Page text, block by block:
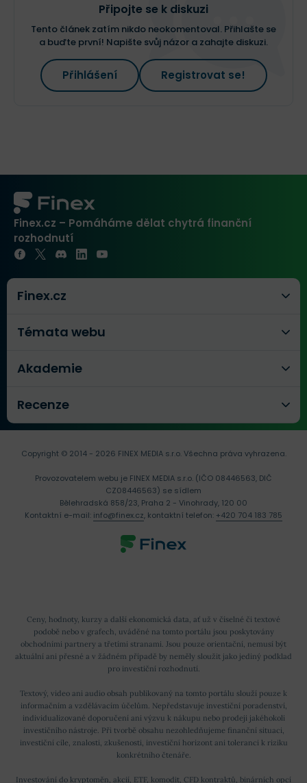
Připojte se k diskuzi
Tento článek zatím nikdo neokomentoval. Přihlašte se
a buďte první! Napište svůj názor a zahajte diskuzi.
Přihlášení Registrovat se!
Finex.cz – Pomáháme dělat chytrá finanční
rozhodnutí
Finex.cz
Témata webu
Akademie
Recenze
Ceny, hodnoty, kurzy a další ekonomická data, ať už v číselné či textové
podobě nebo v grafech, uváděné na tomto portálu jsou poskytovány
obchodními partnery a třetími stranami. Jsou pouze orientační, nemusí být
aktuální ani přesné a v žádném případě by neměly sloužit jako jediný podklad
pro investiční rozhodnutí.
Textový, video ani audio obsah publikovaný na tomto portálu slouží pouze k
informačním a vzdělávacím účelům. Nepředstavuje investiční poradenství,
individualizované doporučení ani výzvu k nákupu nebo prodeji jakéhokoli
investičního nástroje. Při tvorbě obsahu nezohledňujeme finanční situaci,
investiční cíle, znalosti, zkušenosti, investiční horizont ani toleranci k riziku
konkrétního čtenáře.
Investování do kryptoměn, akcií, ETF, komodit, CFD kontraktů, binárních opcí
Copyright © 2014 - 2026 FINEX MEDIA s.r.o.Všechna práva vyhrazena.
Provozovatelem webu je FINEX MEDIA s.r.o. (IČO 08446563, DIČ
CZ08446563) se sídlem
Bělehradská 858/23, Praha 2 - Vinohrady, 120 00
Kontaktní e-mail: info@finex.cz, kontaktní telefon: +420 704 183 785